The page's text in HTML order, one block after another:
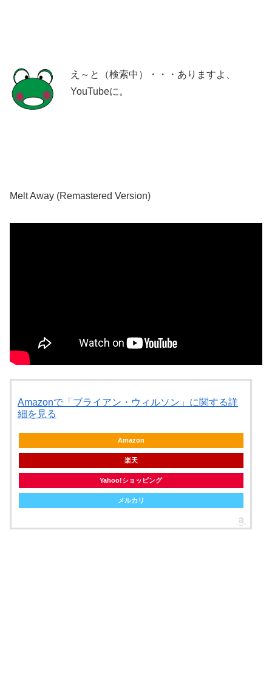
え～と（検索中）・・・ありますよ、
YouTubeに。
Melt Away (Remastered Version)
Amazonで「ブライアン・ウィルソン」に関する詳
細を見る
Amazon
楽天
Yahoo!ショッピング
メルカリ